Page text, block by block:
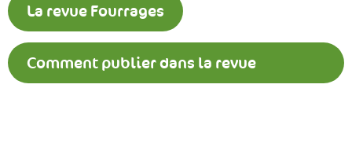
La revue Fourrages
Comment publier dans la revue